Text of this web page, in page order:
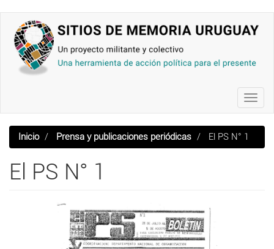
contenido
principal
Inicio Prensa y publicaciones periódicas El PS N° 1
El PS N° 1